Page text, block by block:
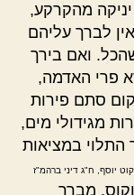
מהקרקע,
לברך עליהם
ואם בירך
פרי האדמה,
סתם פירות
מגידולי מים,
במציאות
יוסף, ח"ג דיני ברהמ"ז
מברך